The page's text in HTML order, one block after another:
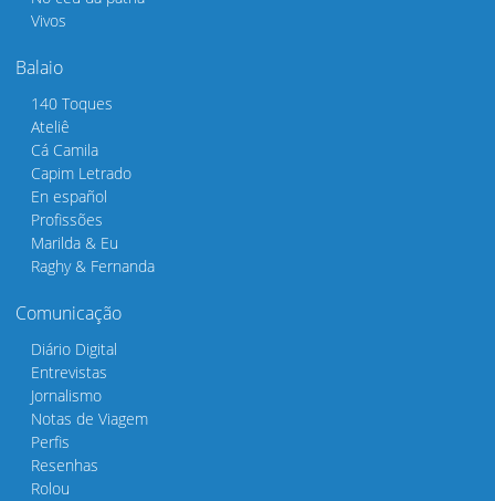
Vivos
Balaio
140 Toques
Ateliê
Cá Camila
Capim Letrado
En español
Profissões
Marilda & Eu
Raghy & Fernanda
Comunicação
Diário Digital
Entrevistas
Jornalismo
Notas de Viagem
Perfis
Resenhas
Rolou